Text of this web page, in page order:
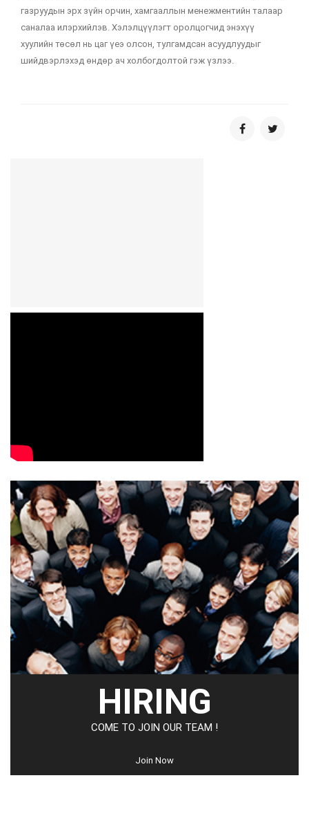
газруудын эрх зүйн орчин, хамгааллын менежментийн талаар
саналаа илэрхийлэв. Хэлэлцүүлэгт оролцогчид энэхүү
хуулийн төсөл нь цаг үеэ олсон, тулгамдсан асуудлуудыг
шийдвэрлэхэд өндөр ач холбогдолтой гэж үзлээ.
HIRING
COME TO JOIN OUR TEAM !
Join Now